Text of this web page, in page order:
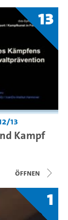
13
13
Kampf
Öffnen
1